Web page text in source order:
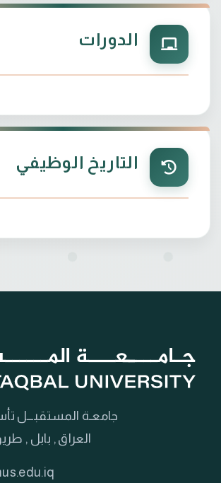
الدورات
التاريخ الوظيفي
جامعـة المستقبـــل
العراق , بابل ,